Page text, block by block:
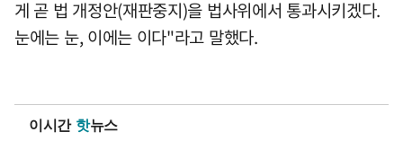
게 곧 법 개정안(재판중지)을 법사위에서 통과시키겠다.
눈에는 눈, 이에는 이다"라고 말했다.
이시간 핫뉴스